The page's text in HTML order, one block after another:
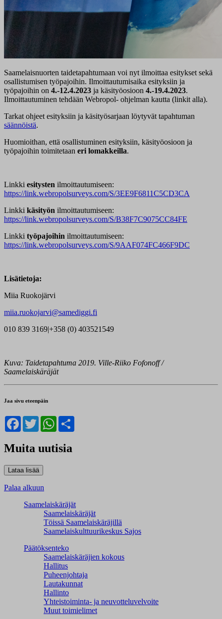
Saamelaisnuorten taidetapahtumaan voi nyt ilmoittaa esitykset sekä
osallistumisen työpajoihin. Ilmoittautumisaika esityksiin ja
työpajoihin on 4.-12.4.2023 ja käsityöosioon 4.-19.4.2023.
Ilmoittautuminen tehdään Webropol- ohjelman kautta (linkit alla).
Tarkat ohjeet esityksiin ja käsityösarjaan löytyvät tapahtuman
säännöistä.
Huomioithan, että osallistuminen esityksiin, käsityöosioon ja
työpajoihin toimitetaan eri lomakkeilla.
Linkki esitysten ilmoittautumiseen:
https://link.webropolsurveys.com/S/3EE9F6811C5CD3CA
Linkki käsityön ilmoittautumiseen:
https://link.webropolsurveys.com/S/B38F7C9075CC84FE
Linkki työpajoihin ilmoittautumiseen:
https://link.webropolsurveys.com/S/9AAF074FC466F9DC
Lisätietoja:
Miia Ruokojärvi
miia.ruokojarvi@samediggi.fi
010 839 3169|+358 (0) 403521549
Kuva: Taidetapahtuma 2019. Ville-Riiko Fofonoff /
Saamelaiskäräjät
Jaa sivu eteenpäin
Facebook
TwitterWhatsApp
Muita uutisia
Palaa alkuun
Saamelaiskäräjät
Saamelaiskäräjät
Töissä Saamelaiskäräjillä
Saamelaiskulttuuri­keskus Sajos
Päätöksenteko
Saamelaiskäräjien kokous
Hallitus
Puheenjohtaja
Lautakunnat
Hallinto
Yhteistoiminta- ja neuvotteluvelvoite
Muut toimielimet